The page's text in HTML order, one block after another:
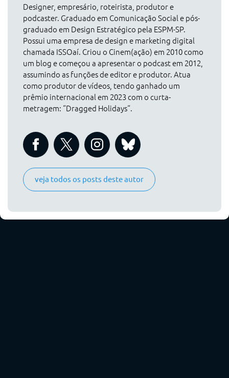
Designer, empresário, roteirista, produtor e
podcaster. Graduado em Comunicação Social e pós-
graduado em Design Estratégico pela ESPM-SP.
Possui uma empresa de design e marketing digital
chamada ISSOaí. Criou o Cinem(ação) em 2010 como
um blog e começou a apresentar o podcast em 2012,
assumindo as funções de editor e produtor. Atua
como produtor de vídeos, tendo ganhado um
prêmio internacional em 2023 com o curta-
metragem: “Dragged Holidays“.
veja todos os posts deste autor